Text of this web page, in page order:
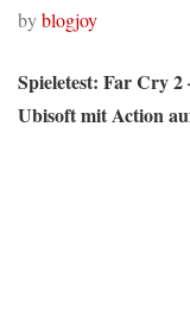
byblogjoy
Spieletest: Far Cry
Ubisoft mit Action